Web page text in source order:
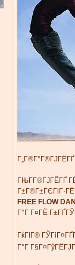
Г„Г®Г°Г®ГЈГЁГҐ
ГЊГ­Г®ГЈГЁГҐ
FREE FLOW
Г°Г Г¤ГЁ
ГќГІГ®
Г°Г